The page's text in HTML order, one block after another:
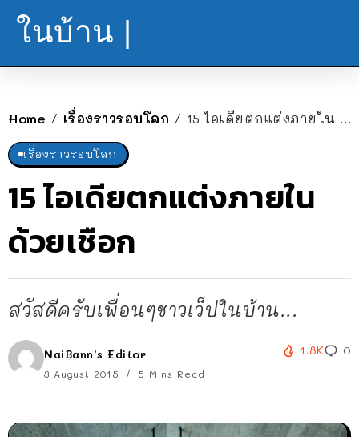
ในบ้าน |
Home / เรื่องราวรอบโลก / 15 ไอเดียตกแต่งภายใน ด้วยเชือก
เรื่องราวรอบโลก
15 ไอเดียตกแต่งภายใน
ด้วยเชือก
สวัสดีครับเพื่อนๆชาวเว็ปในบ้าน...
NaiBann's Editor
3 August 2015 5 Mins Read
1.8K 0